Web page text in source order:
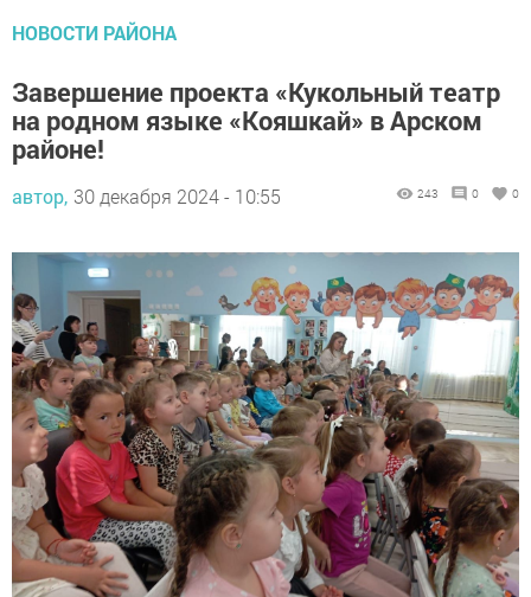
НОВОСТИ РАЙОНА
Завершение проекта «Кукольный театр
на родном языке «Кояшкай» в Арском
районе!